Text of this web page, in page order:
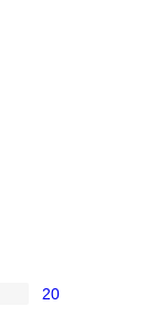
20